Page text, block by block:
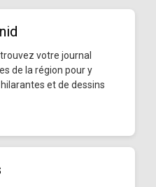
votre journal
de la région pour y
et de dessins